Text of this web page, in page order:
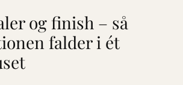
og finish – så
falder i ét